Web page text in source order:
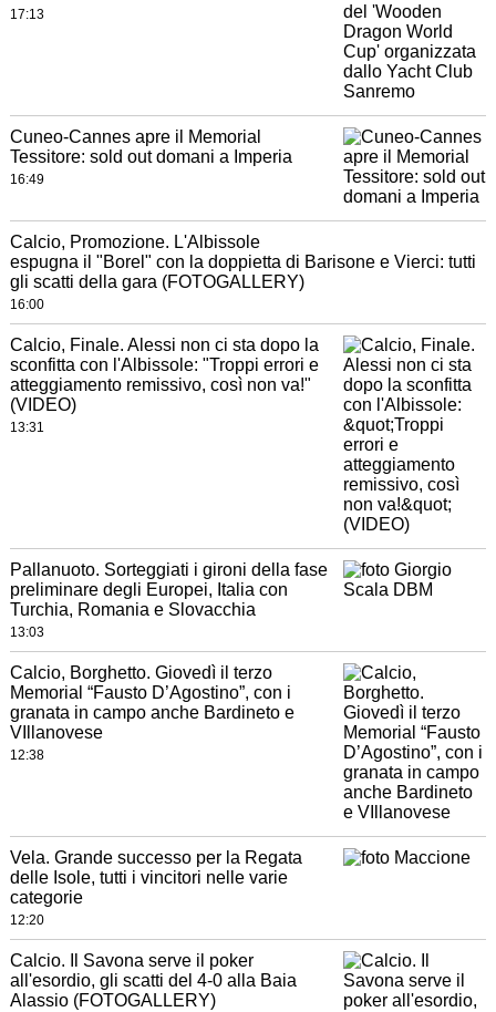
17:13
Cuneo-Cannes apre il Memorial
Tessitore: sold out domani a Imperia
16:49
Calcio, Promozione. L'Albissole
espugna il "Borel" con la doppietta di Barisone e Vierci: tutti
gli scatti della gara (FOTOGALLERY)
16:00
Calcio, Finale. Alessi non ci sta dopo la
sconfitta con l'Albissole: "Troppi errori e
atteggiamento remissivo, così non va!"
(VIDEO)
13:31
Pallanuoto. Sorteggiati i gironi della fase
preliminare degli Europei, Italia con
Turchia, Romania e Slovacchia
13:03
Calcio, Borghetto. Giovedì il terzo
Memorial “Fausto D’Agostino”, con i
granata in campo anche Bardineto e
VIllanovese
12:38
Vela. Grande successo per la Regata
delle Isole, tutti i vincitori nelle varie
categorie
12:20
Calcio. Il Savona serve il poker
all'esordio, gli scatti del 4-0 alla Baia
Alassio (FOTOGALLERY)